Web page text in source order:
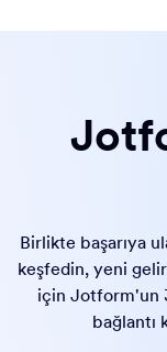
Birlikte başarıya
keşfedin, yeni
için Jotform'un
bağlantı